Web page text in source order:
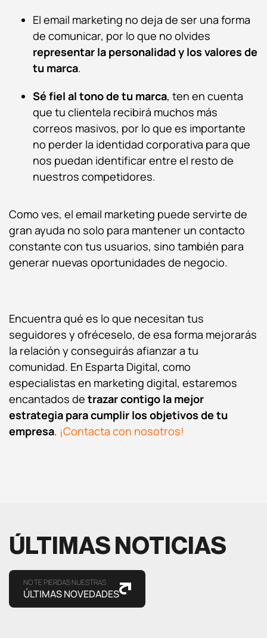
El email marketing no deja de ser una forma
de comunicar, por lo que no olvides
representar la personalidad y los valores de
tu marca.
Sé fiel al tono de tu marca, ten en cuenta
que tu clientela recibirá muchos más
correos masivos, por lo que es importante
no perder la identidad corporativa para que
nos puedan identificar entre el resto de
nuestros competidores.
Como ves, el email marketing puede servirte de
gran ayuda no solo para mantener un contacto
constante con tus usuarios, sino también para
generar nuevas oportunidades de negocio.
Encuentra qué es lo que necesitan tus
seguidores y ofréceselo, de esa forma mejorarás
la relación y conseguirás afianzar a tu
comunidad. En Esparta Digital, como
especialistas en marketing digital, estaremos
encantados de trazar contigo la mejor
estrategia para cumplir los objetivos de tu
empresa. ¡Contacta con nosotros!
ÚLTIMAS NOTICIAS
NO TE PIERDAS NUESTRAS
ÚLTIMAS NOVEDADES